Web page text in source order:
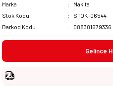
Marka
Makita
Stok Kodu
STOK-06544
Barkod Kodu
088381679336
Gelince